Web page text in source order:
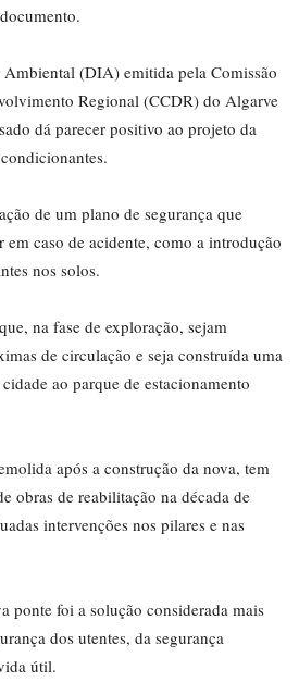
(DIA) emitida pela Comissão
Regional (CCDR) do Algarve
dá parecer positivo ao projeto da
de um plano de segurança que
em caso de acidente, como a introdução
nos solos.
na fase de exploração, sejam
de circulação e seja construída uma
ao parque de estacionamento
após a construção da nova, tem
obras de reabilitação na década de
intervenções nos pilares e nas
ponte foi a solução considerada mais
dos utentes, da segurança
útil.